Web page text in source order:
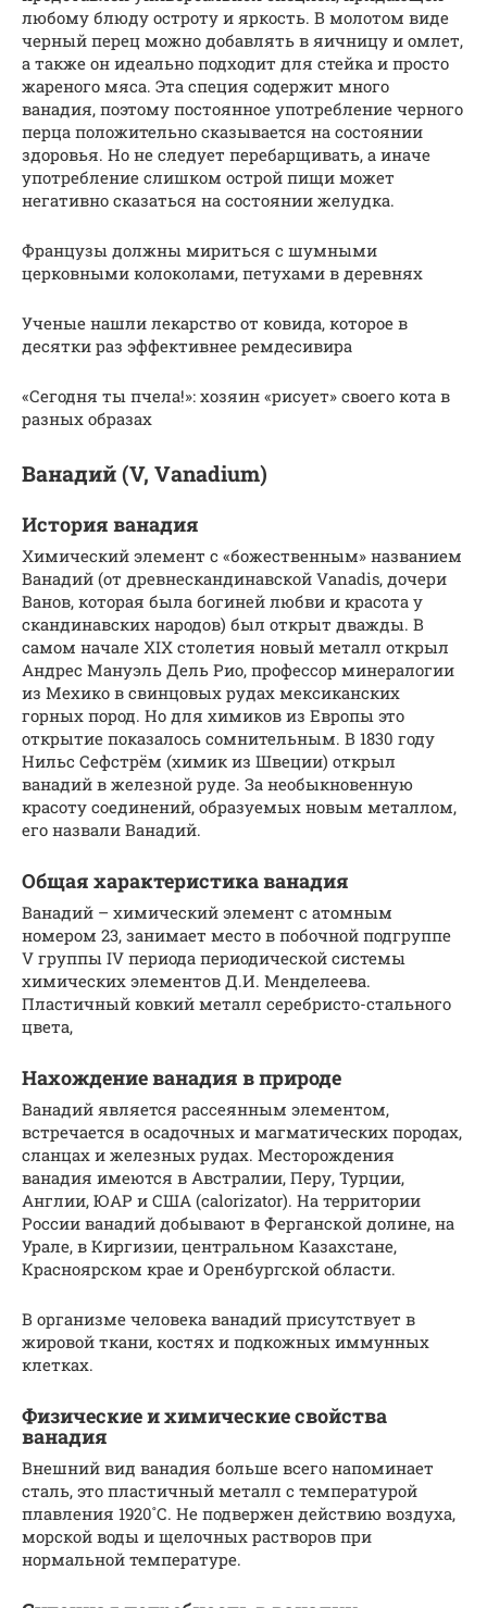
любому блюду остроту и яркость. В молотом виде
черный перец можно добавлять в яичницу и омлет,
а также он идеально подходит для стейка и просто
жареного мяса. Эта специя содержит много
ванадия, поэтому постоянное употребление черного
перца положительно сказывается на состоянии
здоровья. Но не следует перебарщивать, а иначе
употребление слишком острой пищи может
негативно сказаться на состоянии желудка.
Французы должны мириться с шумными
церковными колоколами, петухами в деревнях
Ученые нашли лекарство от ковида, которое в
десятки раз эффективнее ремдесивира
«Сегодня ты пчела!»: хозяин «рисует» своего кота в
разных образах
Ванадий (V, Vanadium)
История ванадия
Химический элемент с «божественным» названием
Ванадий (от древнескандинавской Vanadis, дочери
Ванов, которая была богиней любви и красота у
скандинавских народов) был открыт дважды. В
самом начале XIX столетия новый металл открыл
Андрес Мануэль Дель Рио, профессор минералогии
из Мехико в свинцовых рудах мексиканских
горных пород. Но для химиков из Европы это
открытие показалось сомнительным. В 1830 году
Нильс Сефстрём (химик из Швеции) открыл
ванадий в железной руде. За необыкновенную
красоту соединений, образуемых новым металлом,
его назвали Ванадий.
Общая характеристика ванадия
Ванадий – химический элемент с атомным
номером 23, занимает место в побочной подгруппе
V группы IV периода периодической системы
химических элементов Д.И. Менделеева.
Пластичный ковкий металл серебристо-стального
цвета,
Нахождение ванадия в природе
Ванадий является рассеянным элементом,
встречается в осадочных и магматических породах,
сланцах и железных рудах. Месторождения
ванадия имеются в Австралии, Перу, Турции,
Англии, ЮАР и США (calorizator). На территории
России ванадий добывают в Ферганской долине, на
Урале, в Киргизии, центральном Казахстане,
Красноярском крае и Оренбургской области.
В организме человека ванадий присутствует в
жировой ткани, костях и подкожных иммунных
клетках.
Физические и химические свойства
ванадия
Внешний вид ванадия больше всего напоминает
сталь, это пластичный металл с температурой
плавления 1920˚С. Не подвержен действию воздуха,
морской воды и щелочных растворов при
нормальной температуре.